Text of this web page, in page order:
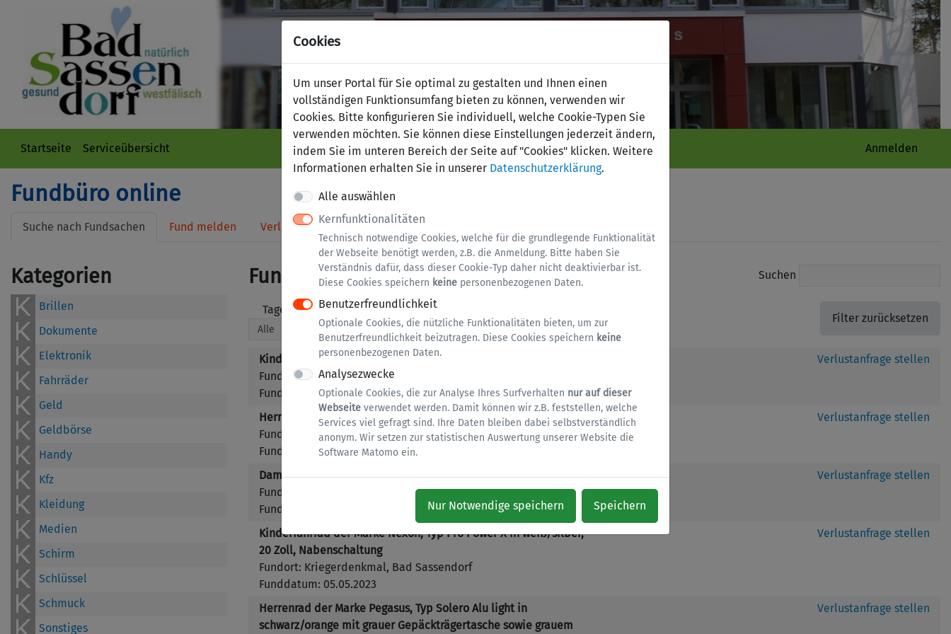
Cookies
Um unser Portal für Sie optimal zu gestalten und Ihnen einen
vollständigen Funktionsumfang bieten zu können, verwenden wir
Cookies. Bitte konfigurieren Sie individuell, welche Cookie-Typen Sie
verwenden möchten. Sie können diese Einstellungen jederzeit ändern,
indem Sie im unteren Bereich der Seite auf "Cookies" klicken. Weitere
Informationen erhalten Sie in unserer Datenschutzerklärung.
Alle auswählen
Kernfunktionalitäten
Technisch notwendige Cookies, welche für die grundlegende Funktionalität
der Webseite benötigt werden, z.B. die Anmeldung. Bitte haben Sie
Verständnis dafür, dass dieser Cookie-Typ daher nicht deaktivierbar ist.
Diese Cookies speichern keine personenbezogenen Daten.
Benutzerfreundlichkeit
Optionale Cookies, die nützliche Funktionalitäten bieten, um zur
Benutzerfreundlichkeit beizutragen. Diese Cookies speichern keine
personenbezogenen Daten.
Analysezwecke
Optionale Cookies, die zur Analyse Ihres Surfverhalten nur auf dieser
Webseite verwendet werden. Damit können wir z.B. feststellen, welche
Services viel gefragt sind. Ihre Daten bleiben dabei selbstverständlich
anonym. Wir setzen zur statistischen Auswertung unserer Website die
Software Matomo ein.
Nur Notwendige speichern Speichern
Startseite Serviceübersicht Anmelden
Fundbüro online
Suche nach Fundsachen Fund melden Verlust melden
Kategorien
Brillen
Dokumente
Elektronik
Fahrräder
Geld
Geldbörse
Handy
Kfz
Kleidung
Medien
Schirm
Schlüssel
Schmuck
Sonstiges
Fundsachen Suchen
Tage: Kategorie:Fahrräder
Kinderrad Pegasus Young Edition Avanti in matt grau
Fundort: Hagenbusch 7
Funddatum: 15.09.2023
Verlustanfrage stellen
Herrenrad blau
Fundort: Kaiserstraße 26
Funddatum: 30.06.2023
Verlustanfrage stellen
Damenrad Mc Kenzie mit Gepäckkorb schwarz Kettenschaltung
Fundort: Thermalbad
Funddatum: 05.05.2023
Verlustanfrage stellen
Kinderfahrrad der Marke Nexon, Typ Pro Power X in weiß/silber,
20 Zoll, Nabenschaltung
Fundort: Kriegerdenkmal, Bad Sassendorf
Funddatum: 05.05.2023
Verlustanfrage stellen
Herrenrad der Marke Pegasus, Typ Solero Alu light in
schwarz/orange mit grauer Gepäckträgertasche sowie grauem
Verlustanfrage stellen